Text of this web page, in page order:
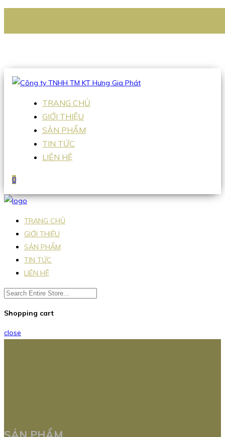
Hotline:0938 336 079
TRANG CHỦ
GIỚI THIỆU
SẢN PHẨM
TIN TỨC
LIÊN HỆ
0
TRANG CHỦ
GIỚI THIỆU
SẢN PHẨM
TIN TỨC
LIÊN HỆ
Shopping cart
close
SẢN PHẨM